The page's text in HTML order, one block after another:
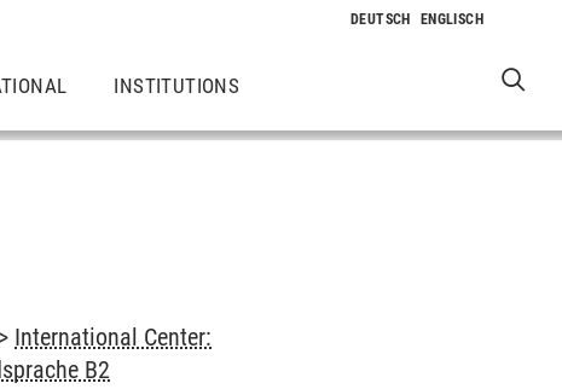
INSTITUTIONS
International Center:
B2